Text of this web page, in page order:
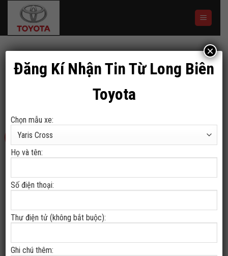
content
SẢN PHẨM,TIN TỨC
TOYOTA RAIZE
30
Đăng Kí Nhận Tin Từ Long Biên
Toyota
Chọn mẫu xe:
Họ và tên:
Số điện thoại:
Thư điện tử (không bắt buộc):
Ghi chú thêm:
×